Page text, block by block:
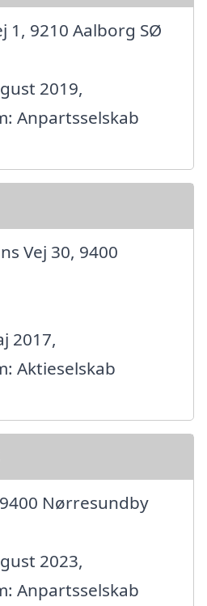
1, 9210 Aalborg SØ
2019,
Anpartsselskab
Vej 30, 9400
2017,
Aktieselskab
Nørresundby
2023,
Anpartsselskab